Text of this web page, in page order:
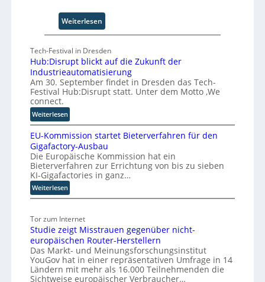
-
C
E
O
Weiterlesen
F
n
f
S
c
h
t
t
e
f
ü
d
S
k
a
l
i
Tech-Festival in Dresden
Hub:Disrupt blickt auf die Zukunft der
Industrieautomatisierung
Am 30. September findet in Dresden das Tech-
Festival Hub:Disrupt statt. Unter dem Motto ‚We
connect.
Weiterlesen:
H
u
b
:
D
i
s
r
p
t
b
l
i
c
EU-Kommission startet Bieterverfahren für den
Gigafactory-Ausbau
Die Europäische Kommission hat ein
Bieterverfahren zur Errichtung von bis zu sieben
KI-Gigafactories in ganz…
Weiterlesen:
E
-
K
o
m
m
i
Tor zum Internet
Studie zeigt Misstrauen gegenüber nicht-
europäischen Router-Herstellern
Das Markt- und Meinungsforschungsinstitut
YouGov hat in einer repräsentativen Umfrage in 14
Ländern mit mehr als 16.000 Teilnehmenden die
Sichtweise europäischer Verbraucher…